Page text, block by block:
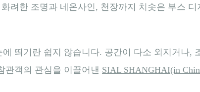
려한 조명과 네온사인, 천장까지 치솟은 부스
띄기란 쉽지 않습니다. 공간이 다소 외지거나,
관객의 관심을 이끌어낸 SIAL SHANGHAI(in